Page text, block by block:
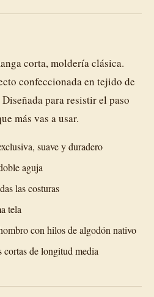
corta, moldería clásica.
confeccionada en tejido de
para resistir el paso
más vas a usar.
suave y duradero
aguja
las costuras
tela
con hilos de algodón nativo
cortas de longitud media